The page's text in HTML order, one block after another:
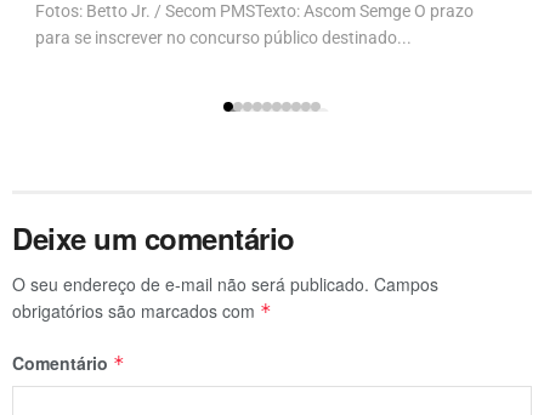
Fotos: Betto Jr. / Secom PMSTexto: Ascom Semge O prazo
para se inscrever no concurso público destinado...
Deixe um comentário
O seu endereço de e-mail não será publicado. Campos
obrigatórios são marcados com *
Comentário *